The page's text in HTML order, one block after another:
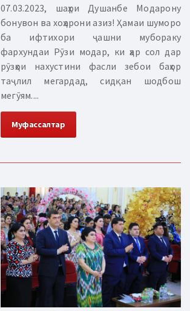
07.03.2023, шаҳри Душанбе Модарону
бонувон ва хоҳарони азиз! Ҳамаи шуморо
ба ифтихори ҷашни мубораку
фархундаи Рӯзи модар, ки ҳар сол дар
рӯзҳои нахустини фасли зебои баҳор
таҷлил мегардад, сидқан шодбош
мегӯям....
Муфассалтар